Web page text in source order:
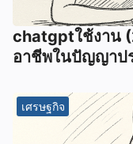
chatgptใช้งาน
อาชีพในปัญญาป
เศรษฐกิจ